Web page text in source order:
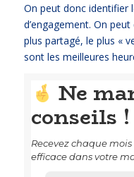
On peut donc identifier
d’engagement. On
plus partagé, le plus «
sont les meilleures
Ne
conseils !
Recevez chaque
efficace dans votre